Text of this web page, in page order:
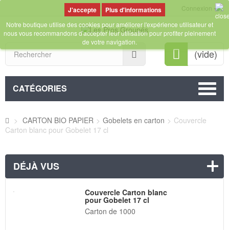
Connexion
Rechercher (vide)
CATÉGORIES
Plus d'informations
Notre boutique utilise des cookies pour améliorer l'expérience utilisateur et
nous vous recommandons d'accepter leur utilisation pour profiter pleinement
de votre navigation.
> CARTON BIO PAPIER > Gobelets en carton > Couvercle
Carton blanc pour Gobelet 17 cl
DÉJÀ VUS
Couvercle Carton blanc
pour Gobelet 17 cl
Carton de 1000